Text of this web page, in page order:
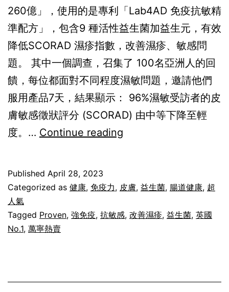
260億」，使用的是專利「Lab4AD 免疫抗敏精
準配方」，包含9 種活性益生菌加益生元，有效
降低SCORAD 濕疹指數，改善濕疹、敏感問
題。 其中一個調查，召集了 100名亞洲人的回
饋，每位都面對不同程度濕敏問題，邀請他們
服用產品7天，結果顯示： 96%濕敏受訪者的皮
膚敏感徵狀評分 (SCORAD) 由中等下降至輕
度。… Continue reading
為
生
Published April 28, 2023
Categorized as 健康, 免疫力, 皮膚, 益生菌, 腸道健康, 超
人氣
Tagged Proven, 強免疫, 抗敏感, 改善濕疹, 益生菌, 英國
No.1, 萬寧熱賣